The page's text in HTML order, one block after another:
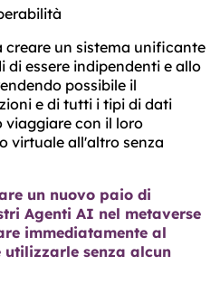
un sistema unificante
di essere indipendenti e allo
possibile il
e di tutti i tipi di dati
viaggiare con il loro
virtuale all'altro senza
un nuovo paio di
Agenti AI nel metaverse
immediatamente al
senza alcun